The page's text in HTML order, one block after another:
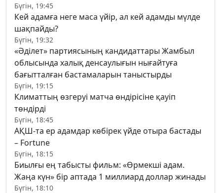
Бүгін, 19:45
Кей адамға неге маса үйір, ал кей адамды мүлде
шақпайды?
Бүгін, 19:32
«Әділет» партиясының кандидаттары Жамбыл
облысында халық денсаулығын нығайтуға
бағытталған бастамаларын таныстырды
Бүгін, 19:15
Климаттың өзгеруі матча өндірісіне қауіп
төндірді
Бүгін, 18:45
АҚШ-та ер адамдар көбірек үйде отыра бастады
– Fortune
Бүгін, 18:15
Биылғы ең табысты фильм: «Өрмекші адам.
Жаңа күн» бір аптада 1 миллиард доллар жинады
Бүгін, 18:10